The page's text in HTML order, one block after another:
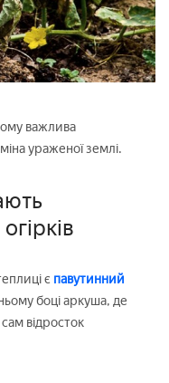
важлива
ураженої землі.
є павутинний
боці аркуша, де
відросток